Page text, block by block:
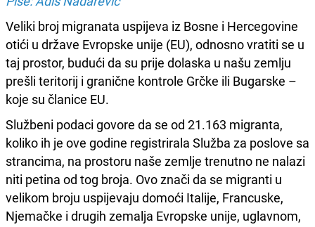
Veliki broj migranata uspijeva iz Bosne i Hercegovine
otići u države Evropske unije (EU), odnosno vratiti se u
taj prostor, budući da su prije dolaska u našu zemlju
prešli teritorij i granične kontrole Grčke ili Bugarske –
koje su članice EU.
Službeni podaci govore da se od 21.163 migranta,
koliko ih je ove godine registrirala Služba za poslove sa
strancima, na prostoru naše zemlje trenutno ne nalazi
niti petina od tog broja. Ovo znači da se migranti u
velikom broju uspijevaju domoći Italije, Francuske,
Njemačke i drugih zemalja Evropske unije, uglavnom,